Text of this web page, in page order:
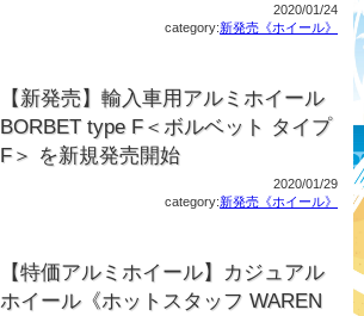
2020/01/24
category:新発売《ホイール》
【新発売】輸入車用アルミホイール
BORBET type F＜ボルベット タイプ
F＞ を新規発売開始
2020/01/29
category:新発売《ホイール》
【特価アルミホイール】カジュアル
ホイール《ホットスタッフ WAREN